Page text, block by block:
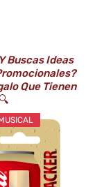
Buscas Ideas
Que Tienen
🔍